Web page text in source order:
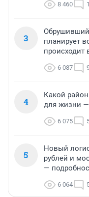
8 460
3
планирует
происходит
6 087
4
Какой
для жизни
6 075
5
Новый
рублей и
—
6 064